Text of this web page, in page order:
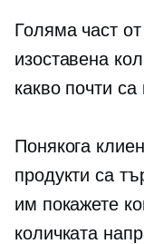
Голяма част
изоставена
какво почти са
Понякога
продукти са
им покажете
количката